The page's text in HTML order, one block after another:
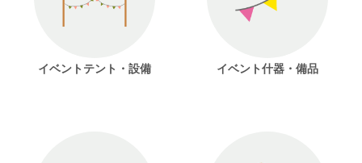
イベントテント・設備 イベント什器・備品